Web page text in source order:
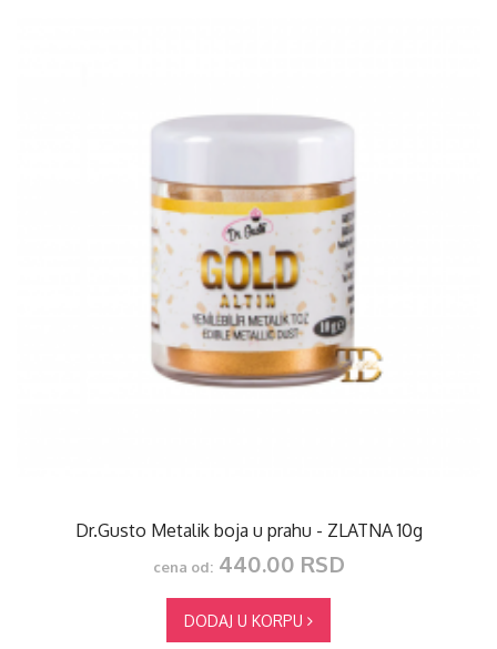
Dr.Gusto Metalik boja u prahu - ZLATNA 10g
cena od:440.00 RSD
DODAJ U KORPU